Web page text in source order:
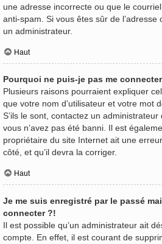
une adresse incorrecte ou que le
anti-spam. Si vous êtes sûr de
un administrateur.
Haut
Pourquoi ne puis-je pas me
Plusieurs raisons pourraient expliquer
que votre nom d’utilisateur et votre mot
S’ils le sont, contactez un
vous n’avez pas été banni. Il est
propriétaire du site Internet ait une
côté, et qu’il devra la corriger.
Haut
Je me suis enregistré par le passé
connecter ?!
Il est possible qu’un administrateur ait
compte. En effet, il est courant de